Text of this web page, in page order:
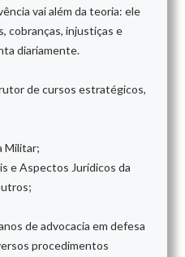
vai além da teoria: ele
cobranças, injustiças e
diariamente.
de cursos estratégicos,
Militar;
e Aspectos Jurídicos da
de advocacia em defesa
procedimentos